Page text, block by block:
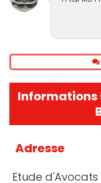
Informations
Adresse
Etude